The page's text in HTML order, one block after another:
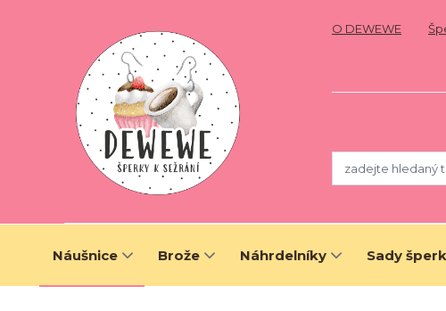
O DEWEWE
Náušnice Brože Náhrdelníky Sady